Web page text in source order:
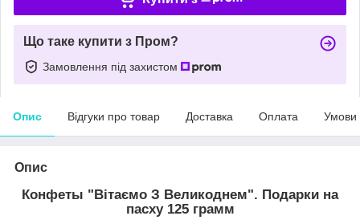
Що таке купити з Пром?
Замовлення під захистом
Опис Відгуки про товар Доставка Оплата Умови
Опис
Конфеты "Вітаємо З Великоднем". Подарки на
пасху 125 грамм